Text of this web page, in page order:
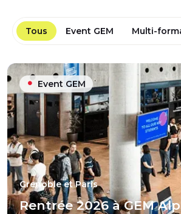
Tous Event GEM Multi-
Event GEM
Grenoble et Paris
Rentrée 2026 à GEM